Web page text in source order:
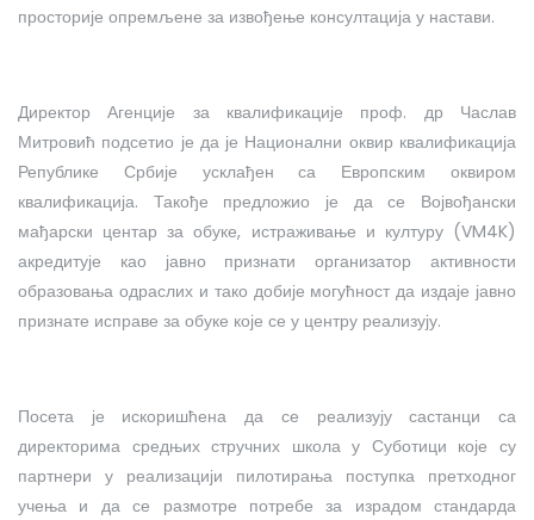
просторије опремљене за извођење консултација у настави.
Директор Агенције за квалификације проф. др Часлав
Митровић подсетио је да је Национални оквир квалификација
Републике Србије усклађен са Европским оквиром
квалификација. Такође предложио је да се Војвођански
мађарски центар за обуке, истраживање и културу (VM4K)
акредитује као јавно признати организатор активности
образовања одраслих и тако добије могућност да издаје јавно
признате исправе за обуке које се у центру реализују.
Посета је искоришћена да се реализују састанци са
директорима средњих стручних школа у Суботици које су
партнери у реализацији пилотирања поступка претходног
учења и да се размотре потребе за израдом стандарда